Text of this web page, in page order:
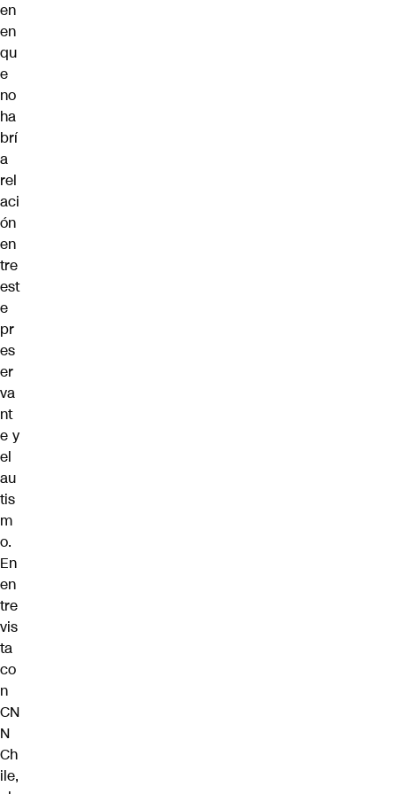
en
en
qu
e
no
ha
brí
a
rel
aci
ón
en
tre
est
e
pr
es
er
va
nt
e y
el
au
tis
m
o.
En
en
tre
vis
ta
co
n
CN
N
Ch
ile,